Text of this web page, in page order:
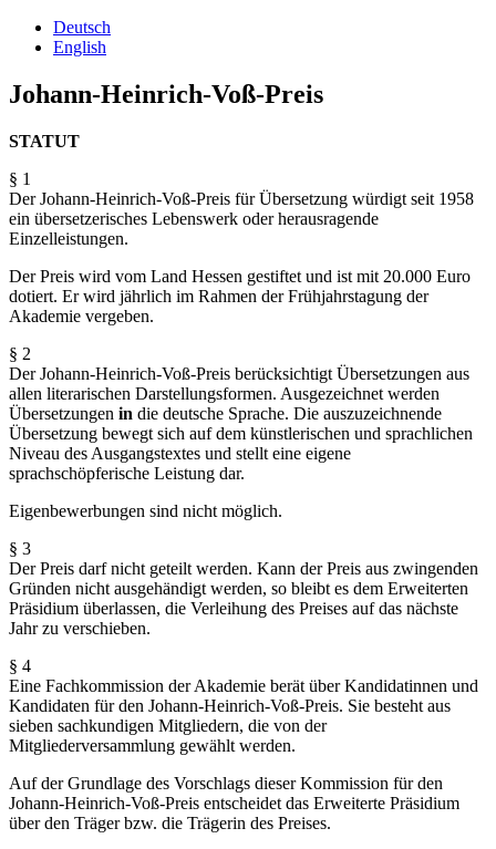
Deutsch
English
Johann-Heinrich-Voß-Preis
STATUT
§ 1
Der Johann-Heinrich-Voß-Preis für Übersetzung würdigt seit 1958
ein übersetzerisches Lebenswerk oder herausragende
Einzelleistungen.
Der Preis wird vom Land Hessen gestiftet und ist mit 20.000 Euro
dotiert. Er wird jährlich im Rahmen der Frühjahrstagung der
Akademie vergeben.
§ 2
Der Johann-Heinrich-Voß-Preis berücksichtigt Übersetzungen aus
allen literarischen Darstellungs­formen. Ausgezeichnet werden
Übersetzungen in die deutsche Sprache. Die auszuzeichnende
Übersetzung bewegt sich auf dem künstlerischen und sprachlichen
Niveau des Ausgangstextes und stellt eine eigene
sprachschöpferische Leistung dar.
Eigenbewerbungen sind nicht möglich.
§ 3
Der Preis darf nicht geteilt werden. Kann der Preis aus zwingenden
Gründen nicht ausgehändigt werden, so bleibt es dem Erweiterten
Präsidium überlassen, die Verleihung des Preises auf das nächste
Jahr zu verschieben.
§ 4
Eine Fachkommission der Akademie berät über Kandidatinnen und
Kandidaten für den Johann-Heinrich-Voß-Preis. Sie besteht aus
sieben sachkundigen Mitgliedern, die von der
Mitgliederversammlung gewählt werden.
Auf der Grundlage des Vorschlags dieser Kommission für den
Johann-Heinrich-Voß-Preis entscheidet das Erweiterte Präsidium
über den Träger bzw. die Trägerin des Preises.